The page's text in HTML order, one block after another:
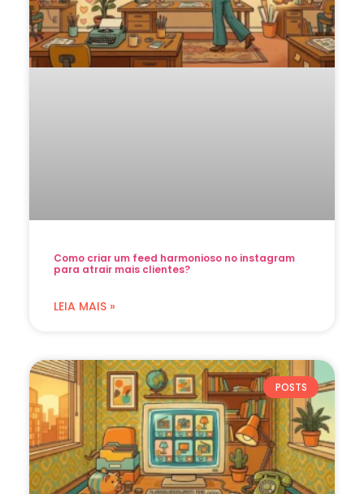
Como criar um feed harmonioso no instagram
para atrair mais clientes?
LEIA MAIS »
POSTS